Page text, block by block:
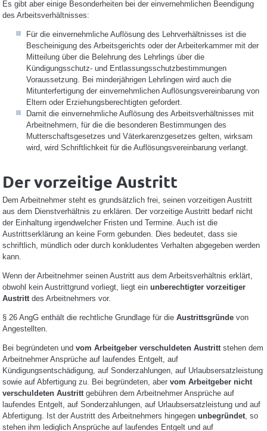
Es gibt aber einige Besonderheiten bei der einvernehmlichen Beendigung
des Arbeitsverhältnisses:
Für die einvernehmliche Auflösung des Lehrverhältnisses ist die
Bescheinigung des Arbeitsgerichts oder der Arbeiterkammer mit der
Mitteilung über die Belehrung des Lehrlings über die
Kündigungsschutz- und Entlassungsschutzbestimmungen
Voraussetzung. Bei minderjährigen Lehrlingen wird auch die
Mitunterfertigung der einvernehmlichen Auflösungsvereinbarung von
Eltern oder Erziehungsberechtigten gefordert.
Damit die einvernehmliche Auflösung des Arbeitsverhältnisses mit
Arbeitnehmern, für die die besonderen Bestimmungen des
Mutterschaftsgesetzes und Väterkarenzgesetzes gelten, wirksam
wird, wird Schriftlichkeit für die Auflösungsvereinbarung verlangt.
Der vorzeitige Austritt
Dem Arbeitnehmer steht es grundsätzlich frei, seinen vorzeitigen Austritt
aus dem Dienstverhältnis zu erklären. Der vorzeitige Austritt bedarf nicht
der Einhaltung irgendwelcher Fristen und Termine. Auch ist die
Austrittserklärung an keine Form gebunden. Dies bedeutet, dass sie
schriftlich, mündlich oder durch konkludentes Verhalten abgegeben werden
kann.
Wenn der Arbeitnehmer seinen Austritt aus dem Arbeitsverhältnis erklärt,
obwohl kein Austrittgrund vorliegt, liegt ein unberechtigter vorzeitiger
Austrittdes Arbeitnehmers vor.
§ 26 AngG enthält die rechtliche Grundlage für die Austrittsgründevon
Angestellten.
Bei begründeten und vom Arbeitgeber verschuldeten Austrittstehen dem
Arbeitnehmer Ansprüche auf laufendes Entgelt, auf
Kündigungsentschädigung, auf Sonderzahlungen, auf Urlaubsersatzleistung
sowie auf Abfertigung zu. Bei begründeten, aber vom Arbeitgeber nicht
verschuldeten Austrittgebühren dem Arbeitnehmer Ansprüche auf
laufendes Entgelt, auf Sonderzahlungen, auf Urlaubsersatzleistung und auf
Abfertigung. Ist der Austritt des Arbeitnehmers hingegen unbegründet, so
stehen ihm lediglich Ansprüche auf laufendes Entgelt und auf